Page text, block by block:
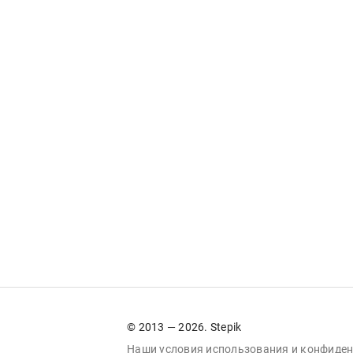
© 2013 — 2026. Stepik
Наши условия использования и